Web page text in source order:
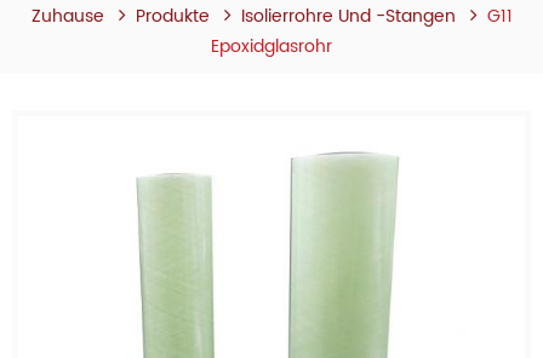
Zuhause Produkte Isolierrohre Und -stangen
G11
Epoxidglasrohr